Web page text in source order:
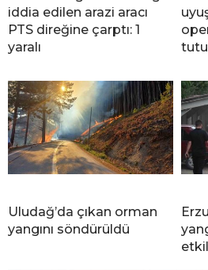
iddia edilen arazi aracı
PTS direğine çarptı: 1
yaralı
Uludağ’da çıkan orman
yangını söndürüldü